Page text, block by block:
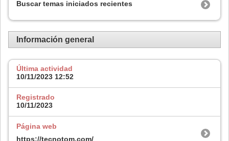
Buscar temas iniciados recientes
Información general
Última actividad
10/11/2023 12:52
Registrado
10/11/2023
Página web
https://tecnotom.com/